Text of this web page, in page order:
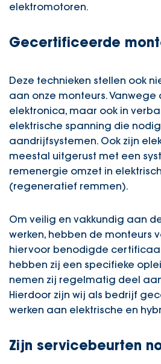
elektromotoren.
Gecertificeerde
Deze technieken stellen ook
aan onze monteurs. Vanwege
elektronica, maar ook in
elektrische spanning die
aandrijfsystemen. Ook zijn
meestal uitgerust met een
remenergie omzet in
(regeneratief remmen).
Om veilig en vakkundig aan
werken, hebben de monteurs
hiervoor benodigde
hebben zij een specifieke
nemen zij regelmatig deel
Hierdoor zijn wij als bedrijf
werken aan elektrische en
Zijn servicebeurten